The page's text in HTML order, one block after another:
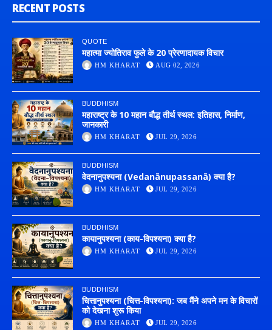
RECENT POSTS
QUOTE
महात्मा ज्योतिराव फुले के 20 प्रेरणादायक विचार
HM KHARAT AUG 02, 2026
BUDDHISM
महाराष्ट्र के 10 महान बौद्ध तीर्थ स्थल: इतिहास, निर्माण,
जानकारी
HM KHARAT JUL 29, 2026
BUDDHISM
वेदनानुपश्यना (Vedanānupassanā) क्या है?
HM KHARAT JUL 29, 2026
BUDDHISM
कायानुपश्यना (काय-विपश्यना) क्या है?
HM KHARAT JUL 29, 2026
BUDDHISM
चित्तानुपश्यना (चित्त-विपश्यना): जब मैंने अपने मन के विचारों
को देखना शुरू किया
HM KHARAT JUL 29, 2026